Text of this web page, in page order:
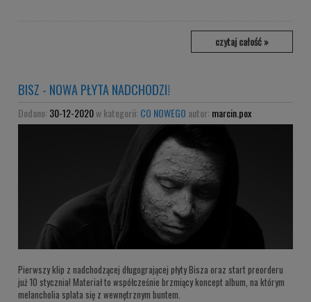
czytaj całość »
BISZ - NOWA PŁYTA NADCHODZI!
Dodano: 30-12-2020w kategorii: CO NOWEGO autor: marcin.pox
Pierwszy klip z nadchodzącej długogrającej płyty Bisza oraz start preorderu
już 10 stycznia! Materiał to współcześnie brzmiący koncept album, na którym
melancholia splata się z wewnętrznym buntem.